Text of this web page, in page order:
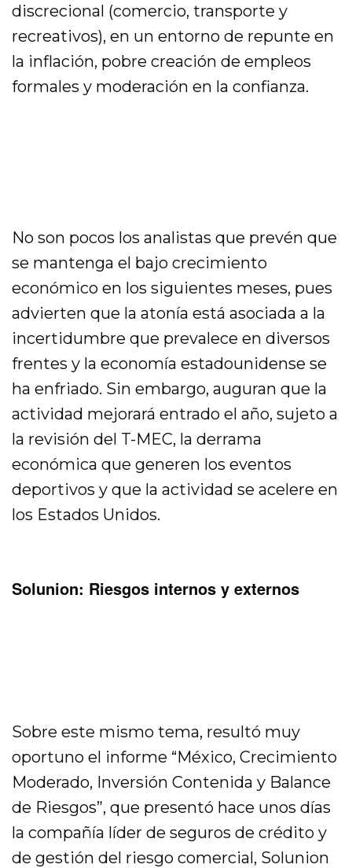
discrecional (comercio, transporte y
recreativos), en un entorno de repunte en
la inflación, pobre creación de empleos
formales y moderación en la confianza.
No son pocos los analistas que prevén que
se mantenga el bajo crecimiento
económico en los siguientes meses, pues
advierten que la atonía está asociada a la
incertidumbre que prevalece en diversos
frentes y la economía estadounidense se
ha enfriado. Sin embargo, auguran que la
actividad mejorará entrado el año, sujeto a
la revisión del T-MEC, la derrama
económica que generen los eventos
deportivos y que la actividad se acelere en
los Estados Unidos.
Solunion: Riesgos internos y externos
Sobre este mismo tema, resultó muy
oportuno el informe “México, Crecimiento
Moderado, Inversión Contenida y Balance
de Riesgos”, que presentó hace unos días
la compañía líder de seguros de crédito y
de gestión del riesgo comercial, Solunion